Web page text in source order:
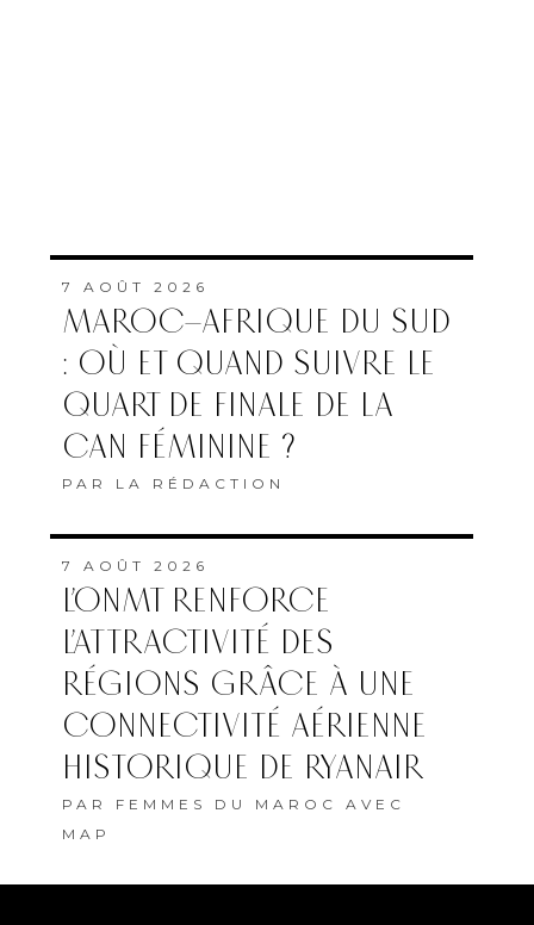
7 AOÛT 2026
MAROC–AFRIQUE DU SUD
: OÙ ET QUAND SUIVRE LE
QUART DE FINALE DE LA
CAN FÉMININE ?
PAR LA RÉDACTION
7 AOÛT 2026
L’ONMT RENFORCE
L’ATTRACTIVITÉ DES
RÉGIONS GRÂCE À UNE
CONNECTIVITÉ AÉRIENNE
HISTORIQUE DE RYANAIR
PAR FEMMES DU MAROC AVEC
MAP